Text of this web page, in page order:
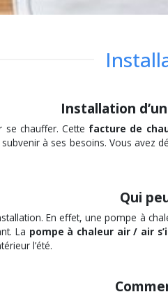
Installation
chauffer. Cette facture de
à ses besoins. Vous avez
Qui
En effet, une pompe à
La pompe à chaleur air / air
l’été.